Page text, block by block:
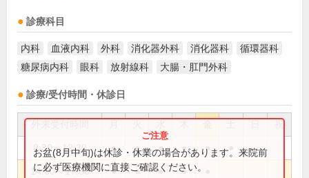
診療科目
内科 血液内科 外科 消化器外科 消化器科
循環器科
糖尿病内科
眼科 放射線科 大腸・肛門外科
診療/受付時間・休診日
祝
8:30～12:30 ● ● ● ● ●
14:00～17:30 ● ● ● ●
お盆(8月中旬)は休診・休業の場合があります。来院前
に必ず医療機関に直接ご確認ください。